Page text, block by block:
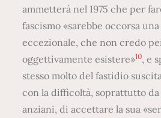
ammetterà nel 1975 che per
fascismo «sarebbe occorsa
eccezionale, che non credo
oggettivamente esistere»10, e
stesso molto del fastidio
con la difficoltà, soprattutto
anziani, di accettare la sua